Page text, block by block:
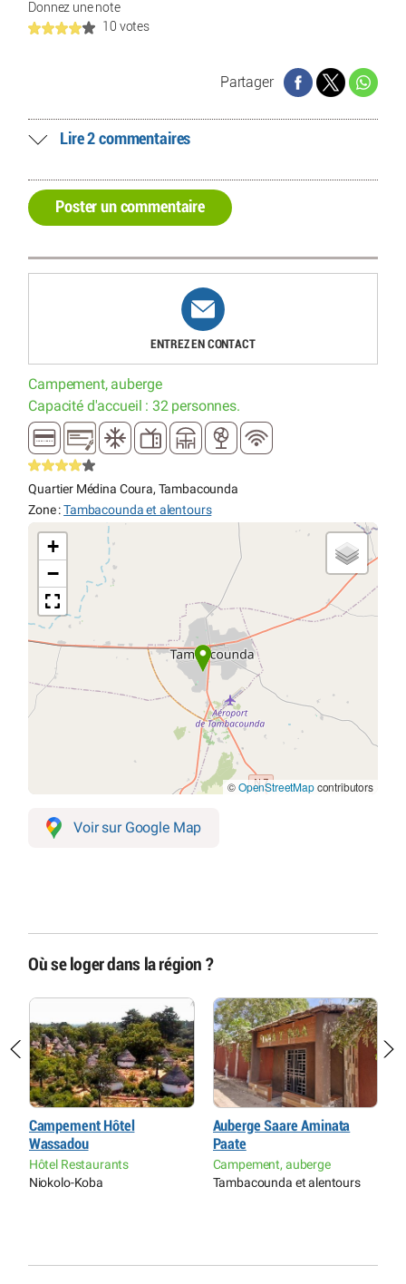
Donnez une note
10 votes
Partager
Lire 2 commentaires
Poster un commentaire
ENTREZ EN CONTACT
Campement, auberge
Capacité d'accueil : 32 personnes.
Quartier Médina Coura, Tambacounda
Zone :Tambacounda et alentours
+
−
©OpenStreetMapcontributors
Voir sur Google Map
Où se loger dans la région ?
Campement Hôtel
Wassadou
Hôtel Restaurants
Niokolo-Koba
Auberge Saare Aminata
Paate
Campement, auberge
Tambacounda et alentours